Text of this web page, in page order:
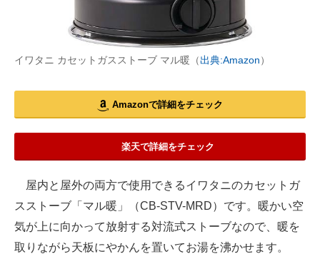
イワタニ カセットガスストーブ マル暖（出典:Amazon）
Amazonで詳細をチェック
楽天で詳細をチェック
屋内と屋外の両方で使用できるイワタニのカセットガ
スストーブ「マル暖」（CB-STV-MRD）です。暖かい空
気が上に向かって放射する対流式ストーブなので、暖を
取りながら天板にやかんを置いてお湯を沸かせます。